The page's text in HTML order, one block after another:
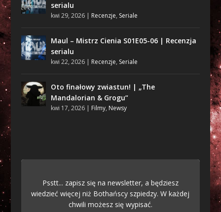
serialu
kwi 29, 2026| Recenzje, Seriale
Maul – Mistrz Cienia S01E05-06 | Recenzja
serialu
kwi 22, 2026| Recenzje, Seriale
Oto finałowy zwiastun! | „The
Mandalorian & Grogu”
kwi 17, 2026| Filmy, Newsy
Psstt... zapisz się na newsletter, a będziesz
wiedzieć więcej niż Bothańscy szpiedzy. W każdej
chwili możesz się wypisać.